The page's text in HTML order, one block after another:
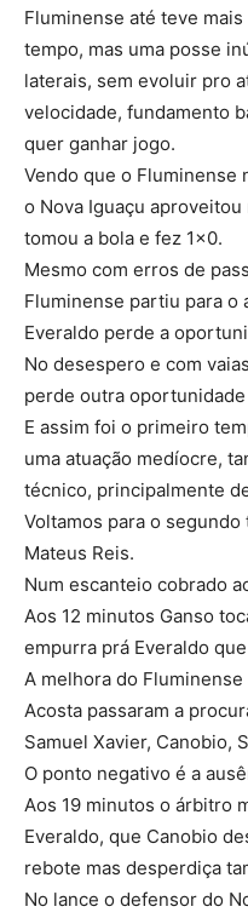
Fluminense até teve
tempo, mas uma posse
laterais, sem evoluir pro
velocidade, fundamento
quer ganhar jogo.
Vendo que o Fluminense
o Nova Iguaçu
tomou a bola e fez 1×0.
Mesmo com erros de
Fluminense partiu para o
Everaldo perde a
No desespero e com
perde outra
E assim foi o primeiro
uma atuação medíocre,
técnico, principalmente
Voltamos para o
Mateus Reis.
Num escanteio cobrado
Aos 12 minutos Ganso
empurra prá Everaldo
A melhora do
Acosta passaram a
Samuel Xavier, Canobio,
O ponto negativo é a
Aos 19 minutos o árbitro
Everaldo, que Canobio
rebote mas desperdiça
No lance o defensor do